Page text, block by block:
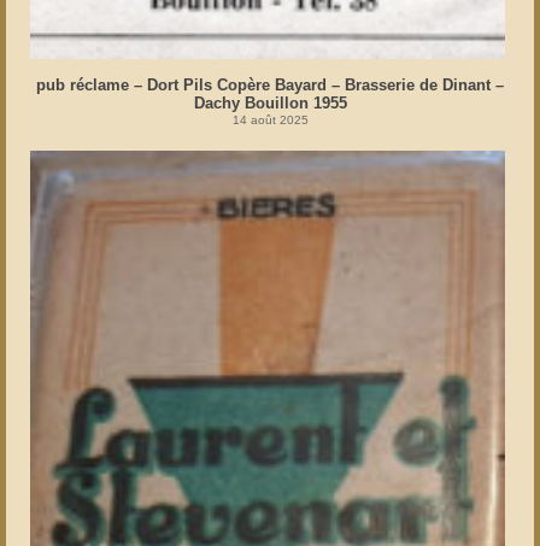
pub réclame – Dort Pils Copère Bayard – Brasserie de Dinant –
Dachy Bouillon 1955
14 août 2025